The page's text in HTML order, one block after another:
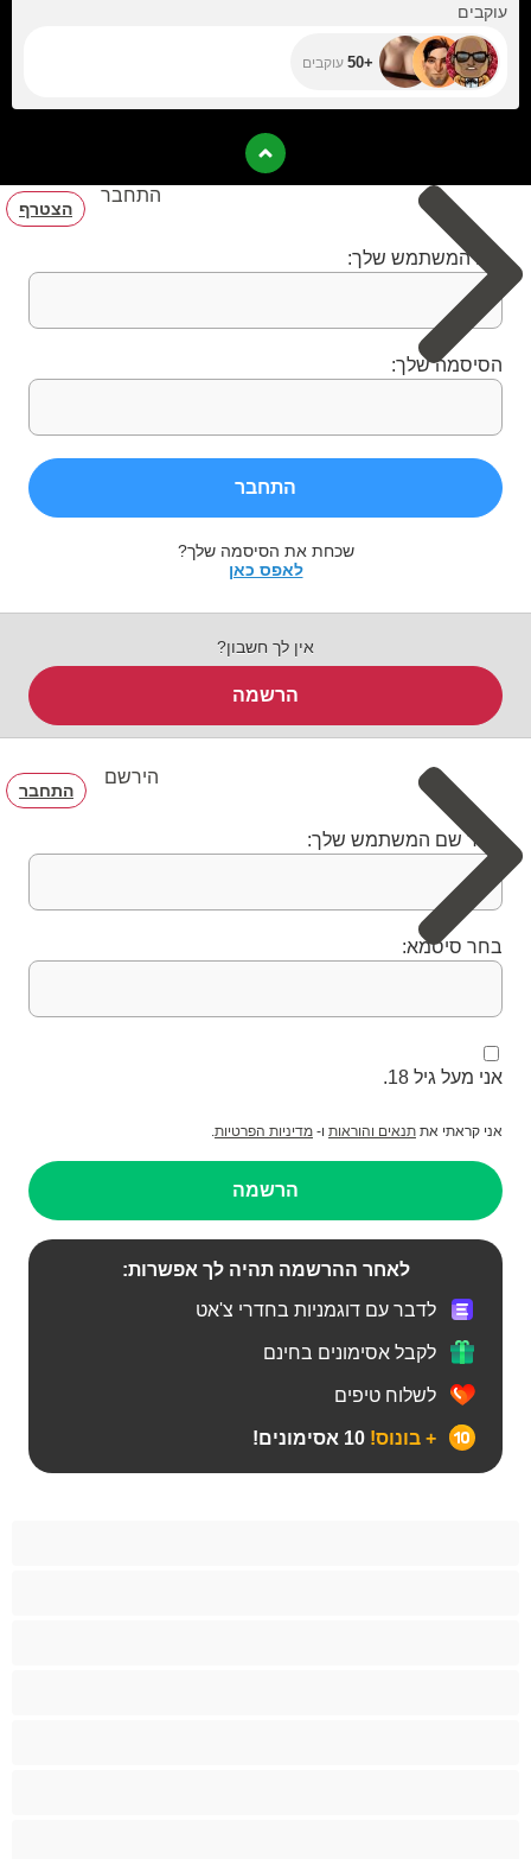
עוקבים
+50 עוקבים
התחבר
הצטרף
שם המשתמש שלך:
הסיסמה שלך:
התחבר
שכחת את הסיסמה שלך?
לאפס כאן
אין לך חשבון?
הרשמה
הירשם
התחבר
בחר שם המשתמש שלך:
בחר סיסמא:
אני מעל גיל 18.
אני קראתי את תנאים והוראות ו- מדיניות הפרטיות.
הרשמה
לאחר ההרשמה תהיה לך אפשרות:
לדבר עם דוגמניות בחדרי צ'אט
לקבל אסימונים בחינם
לשלוח טיפים
+ בונוס!